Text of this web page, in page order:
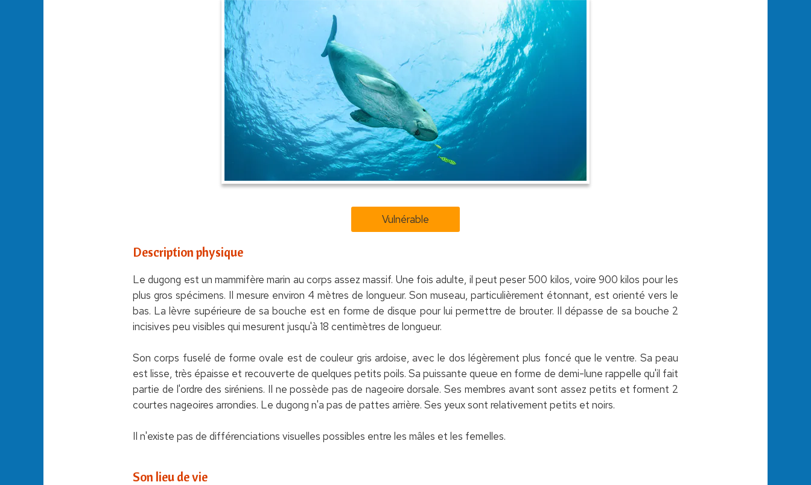
Vulnérable
Description physique
Le dugong est un mammifère marin au corps assez massif. Une fois adulte, il peut peser 500 kilos, voire 900 kilos pour les
plus gros spécimens. Il mesure environ 4 mètres de longueur. Son museau, particulièrement étonnant, est orienté vers le
bas. La lèvre supérieure de sa bouche est en forme de disque pour lui permettre de brouter. Il dépasse de sa bouche 2
incisives peu visibles qui mesurent jusqu'à 18 centimètres de longueur.
Son corps fuselé de forme ovale est de couleur gris ardoise, avec le dos légèrement plus foncé que le ventre. Sa peau
est lisse, très épaisse et recouverte de quelques petits poils. Sa puissante queue en forme de demi-lune rappelle qu'il fait
partie de l'ordre des siréniens. Il ne possède pas de nageoire dorsale. Ses membres avant sont assez petits et forment 2
courtes nageoires arrondies. Le dugong n'a pas de pattes arrière. Ses yeux sont relativement petits et noirs.
Il n'existe pas de différenciations visuelles possibles entre les mâles et les femelles.
Son lieu de vie